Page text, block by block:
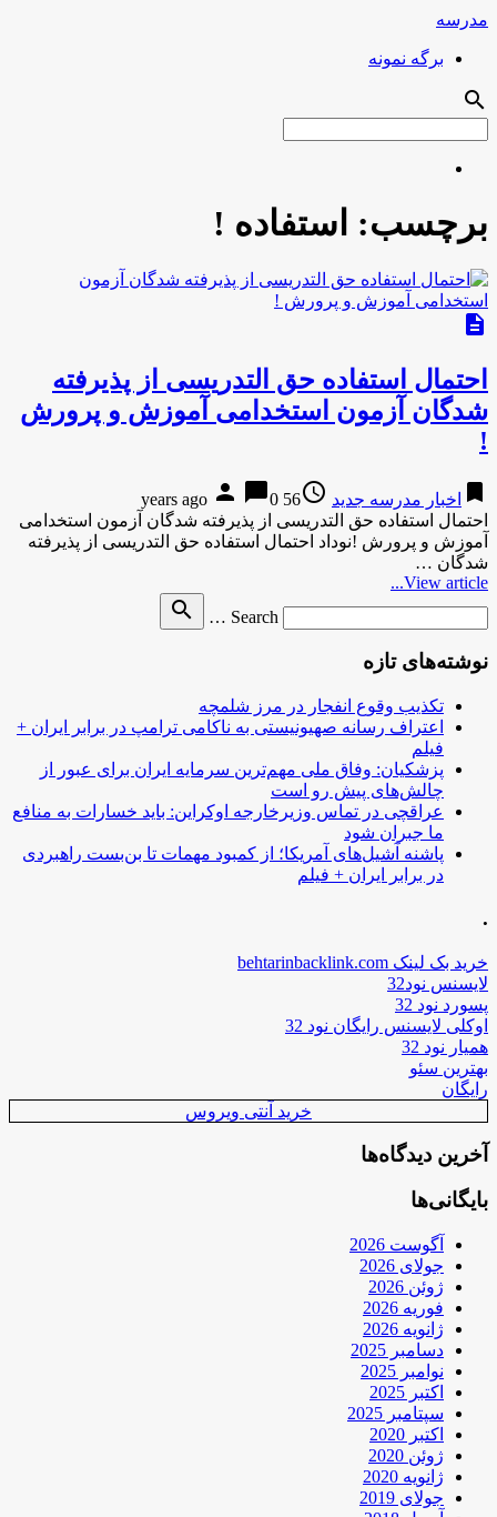
مدرسه
برگه نمونه
search
برچسب: استفاده !
description
احتمال استفاده حق ‎التدریسی از پذیرفته
شدگان آزمون استخدامی آموزش و پرورش
!
bookmark اخبار مدرسه جدید access_time
56 years ago
person chat_bubble0
احتمال استفاده حق ‎التدریسی از پذیرفته شدگان آزمون استخدامی
آموزش و پرورش !نوداد احتمال استفاده حق ‎التدریسی از پذیرفته
شدگان …
View article...
Search …
search
نوشته‌های تازه
تکذیب وقوع انفجار در مرز شلمچه
اعتراف رسانه صهیونیستی به ناکامی ترامپ در برابر ایران +
فیلم
پزشکیان: وفاق ملی مهم‌ترین سرمایه ایران برای عبور از
چالش‌های پیش رو است
عراقچی در تماس وزیرخارجه اوکراین: باید خسارات به منافع
ما جبران شود
پاشنه آشیل‌های آمریکا؛ از کمبود مهمات تا بن‌بست راهبردی
در برابر ایران + فیلم
.
خرید بک لینک behtarinbacklink.com
لایسنس نود32
پسورد نود 32
اوکلی لایسنس رایگان نود 32
همیار نود 32
بهترین سئو
رایگان
خرید آنتی ویروس
آخرین دیدگاه‌ها
بایگانی‌ها
آگوست 2026
جولای 2026
ژوئن 2026
فوریه 2026
ژانویه 2026
دسامبر 2025
نوامبر 2025
اکتبر 2025
سپتامبر 2025
اکتبر 2020
ژوئن 2020
ژانویه 2020
جولای 2019